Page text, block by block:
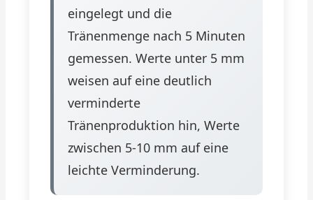
eingelegt und die
Tränenmenge nach 5 Minuten
gemessen. Werte unter 5 mm
weisen auf eine deutlich
verminderte
Tränenproduktion hin, Werte
zwischen 5-10 mm auf eine
leichte Verminderung.